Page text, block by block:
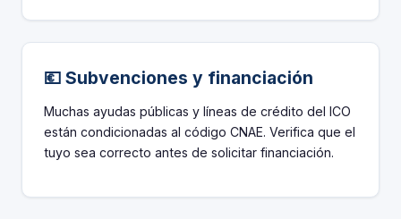
💶 Subvenciones y financiación
Muchas ayudas públicas y líneas de crédito del ICO
están condicionadas al código CNAE. Verifica que el
tuyo sea correcto antes de solicitar financiación.